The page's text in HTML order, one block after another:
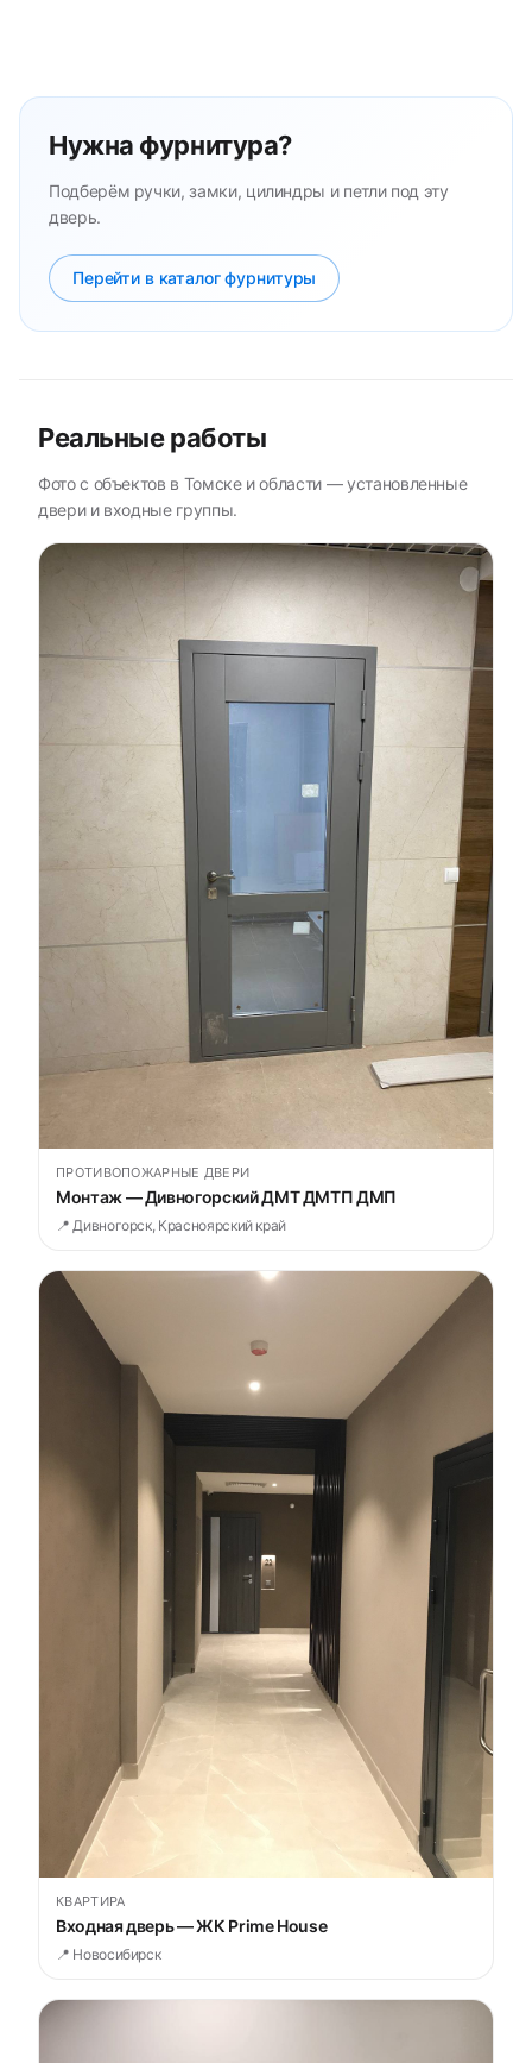
Нужна фурнитура?
Подберём ручки, замки, цилиндры и петли под эту
дверь.
Перейти в каталог фурнитуры
Реальные работы
Фото с объектов в Томске и области — установленные
двери и входные группы.
ПРОТИВОПОЖАРНЫЕ ДВЕРИ
Монтаж — Дивногорский ДМТ ДМТП ДМП
📍 Дивногорск, Красноярский край
КВАРТИРА
Входная дверь — ЖК Prime House
📍 Новосибирск